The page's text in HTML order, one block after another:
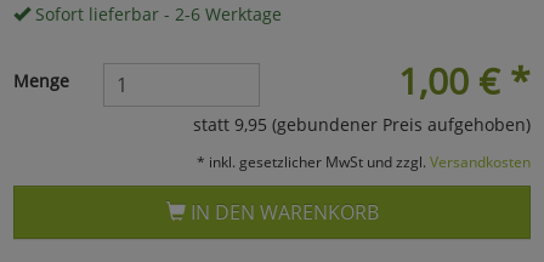
Sofort lieferbar - 2-6 Werktage
1,00 € *
Menge
statt 9,95 (gebundener Preis aufgehoben)
* inkl. gesetzlicher MwSt und zzgl. Versandkosten
IN DEN WARENKORB
Cookies
Alle Akzeptieren
Cookies
Einstellungen speichern
zurückzu Haupptseite